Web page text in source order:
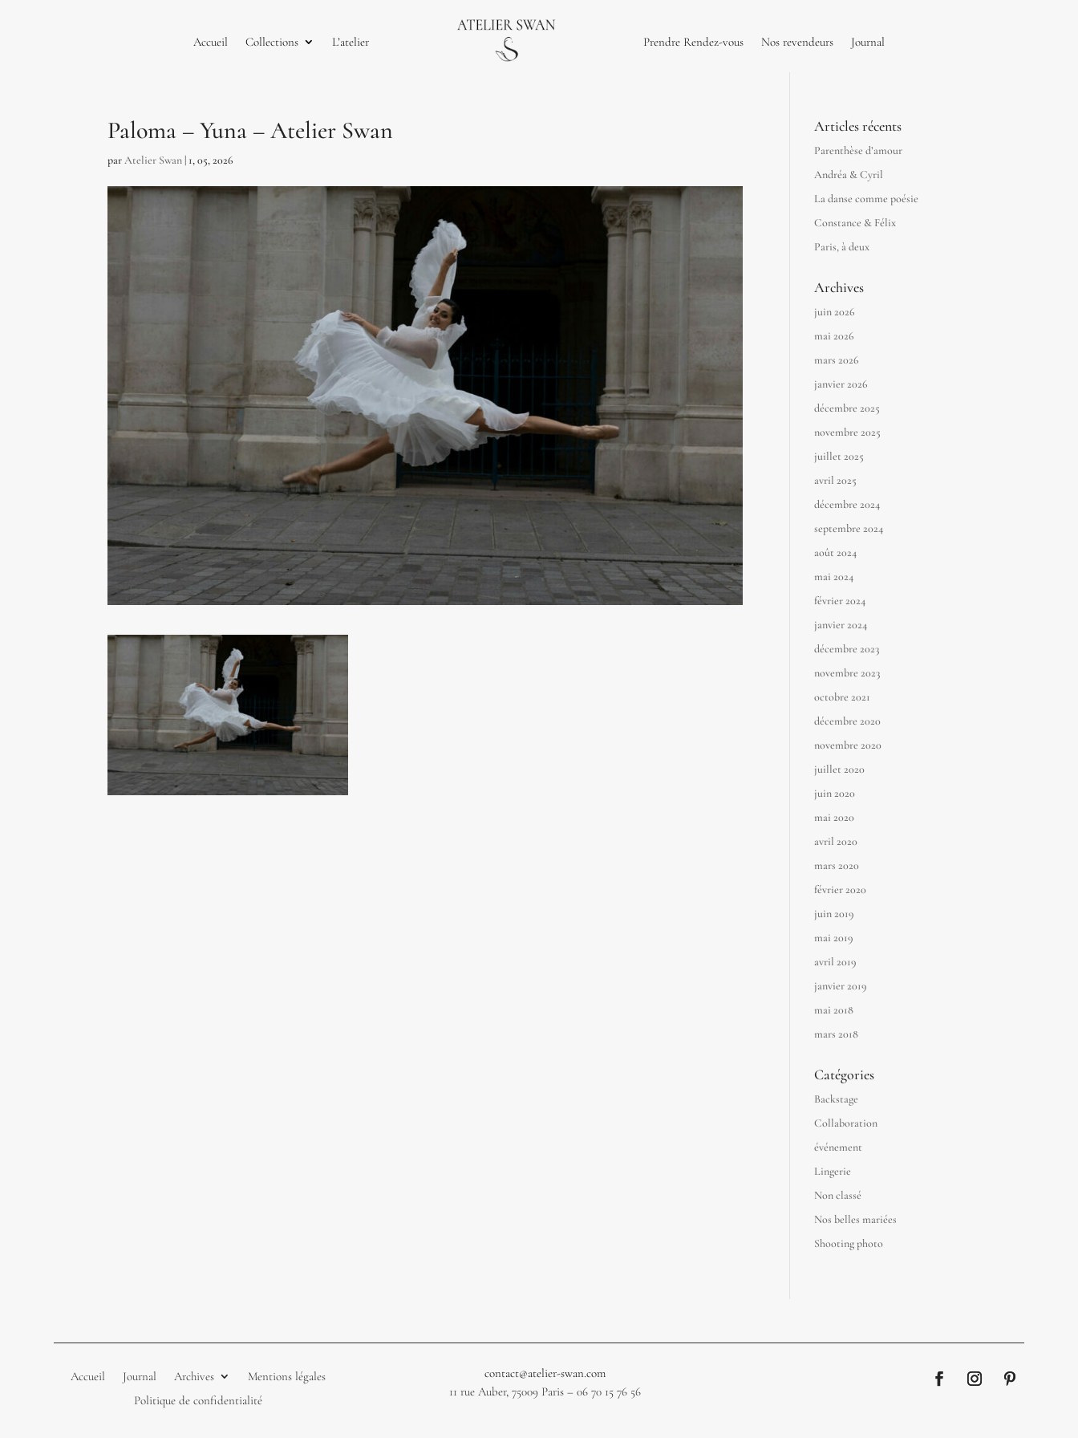
Accueil Collections L’atelier Prendre Rendez-vous Nos revendeurs Journal
Paloma – Yuna – Atelier Swan
parAtelier Swan | 1, 05, 2026
Articles récents
Parenthèse d’amour
Andréa & Cyril
La danse comme poésie
Constance & Félix
Paris, à deux
Archives
juin 2026
mai 2026
mars 2026
janvier 2026
décembre 2025
novembre 2025
juillet 2025
avril 2025
décembre 2024
septembre 2024
août 2024
mai 2024
février 2024
janvier 2024
décembre 2023
novembre 2023
octobre 2021
décembre 2020
novembre 2020
juillet 2020
juin 2020
mai 2020
avril 2020
mars 2020
février 2020
juin 2019
mai 2019
avril 2019
janvier 2019
mai 2018
mars 2018
Catégories
Backstage
Collaboration
événement
Lingerie
Non classé
Nos belles mariées
Shooting photo
Accueil Journal Archives
Mentions légales
Politique de confidentialité
contact@atelier-swan.com
11 rue Auber, 75009 Paris – 06 70 15 76 56